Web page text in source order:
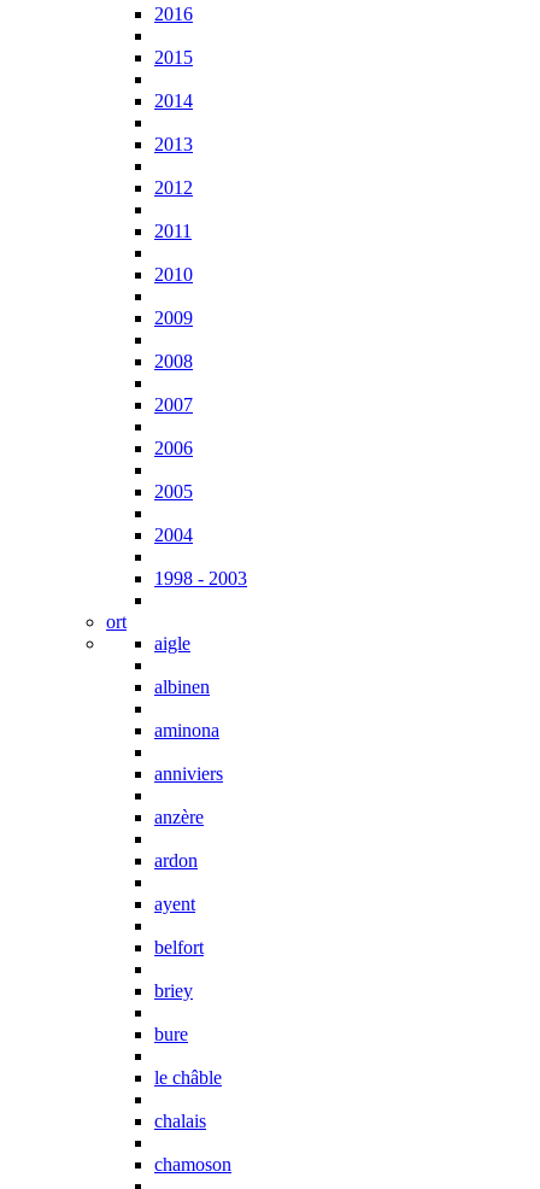
2016
2015
2014
2013
2012
2011
2010
2009
2008
2007
2006
2005
2004
1998 - 2003
ort
aigle
albinen
aminona
anniviers
anzère
ardon
ayent
belfort
briey
bure
le châble
chalais
chamoson